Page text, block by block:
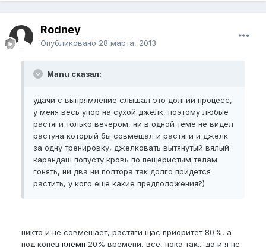
Rodney
Опубликовано 28 марта, 2013
Manu сказал:
удачи с выпрямление слышал это долгий процесс,
у меня весь упор на сухой джелк, поэтому любые
растяги только вечером, ни в одной теме не видел
растуна который бы совмещал и растяги и джелк
за одну тренировку, джелковать вытянутый вялый
карандаш попусту кровь по пещеристым телам
гонять, ни два ни полтора так долго придется
растить, у кого еще какие предположения?)
никто и не совмещает, растяги щас приоритет 80%, а
под конец клемп 20% времени, всё, пока так... да и я не